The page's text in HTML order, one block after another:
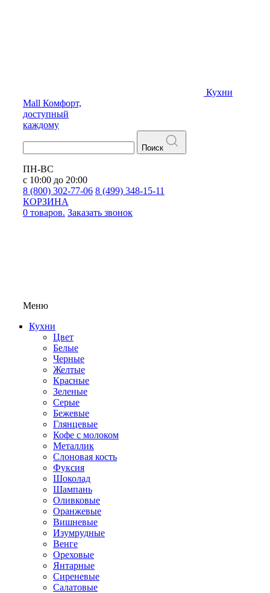
Кухни
Mall Комфорт,
доступный
каждому
Поиск
ПН-ВС
с 10:00 до 20:00
8 (800) 302-77-06 8 (499) 348-15-11
КОРЗИНА
0 товаров. Заказать звонок
Меню
Кухни
Цвет
Белые
Черные
Желтые
Красные
Зеленые
Серые
Бежевые
Глянцевые
Кофе с молоком
Металлик
Слоновая кость
Фуксия
Шоколад
Шампань
Оливковые
Оранжевые
Вишневые
Изумрудные
Венге
Ореховые
Янтарные
Сиреневые
Салатовые